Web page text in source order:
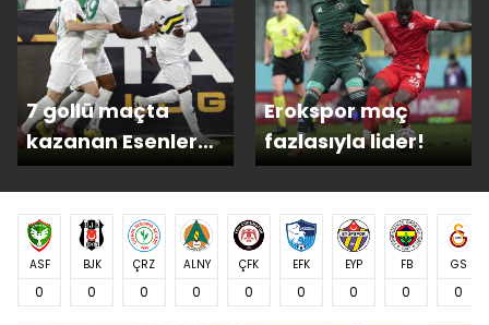
7 gollü maçta
kazanan Esenler
Erokspor!
Erokspor maç
fazlasıyla lider!
ASF
0
BJK
0
ÇRZ
0
ALNY
0
ÇFK
0
EFK
0
EYP
0
FB
0
GS
0